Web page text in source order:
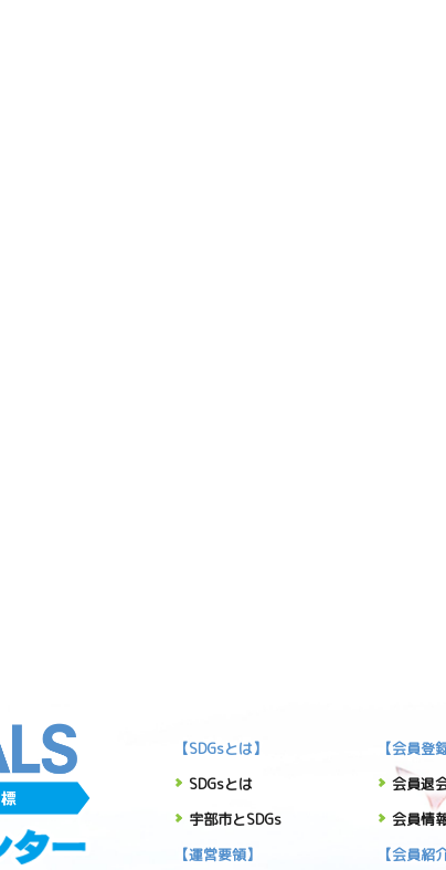
【SDGsとは】
SDGsとは
宇部市とSDGs
【運営要領】
【会員登
会員退
会員情
【会員紹